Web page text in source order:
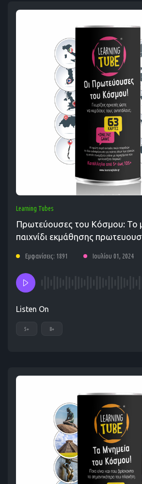
Learning Tubes
Πρωτεύουσες του Κόσμου: Το
παιχνίδι εκμάθησης
Εμφανίσεις: 1891 Ιουλίου 01, 2024
Listen On
5+ 8+